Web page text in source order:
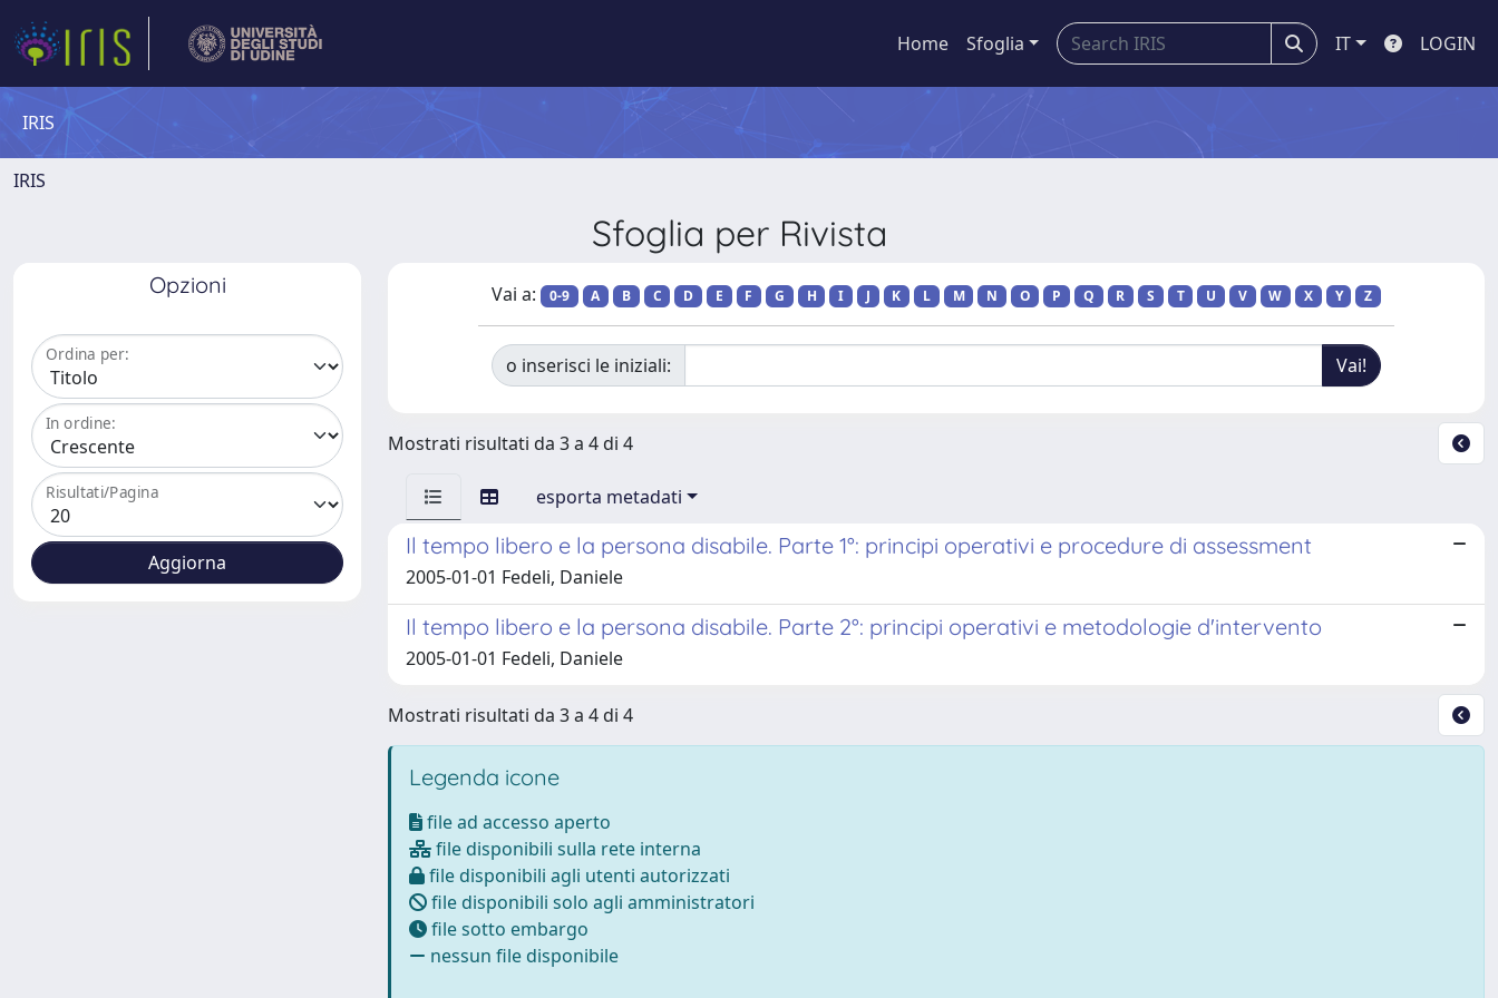
Home Sfoglia IT LOGIN
IRIS
IRIS
Sfoglia per Rivista
Opzioni
Ordina per:
In ordine:
Risultati/Pagina
Vai a: 0-9 A B C D E F G H I J K L M N O P Q R S T U V W X Y Z
o inserisci le iniziali:
Mostrati risultati da 3 a 4 di 4
esporta metadati
Il tempo libero e la persona disabile. Parte 1°: principi operativi e procedure di assessment
2005-01-01 Fedeli, Daniele
Il tempo libero e la persona disabile. Parte 2°: principi operativi e metodologie d'intervento
2005-01-01 Fedeli, Daniele
Mostrati risultati da 3 a 4 di 4
Legenda icone
file ad accesso aperto
file disponibili sulla rete interna
file disponibili agli utenti autorizzati
file disponibili solo agli amministratori
file sotto embargo
nessun file disponibile